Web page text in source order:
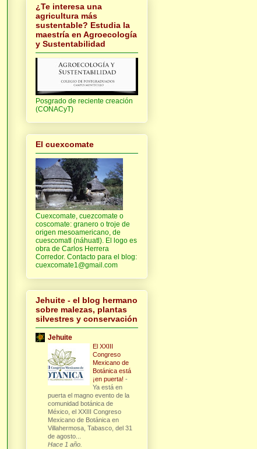
¿Te interesa una
agricultura más
sustentable? Estudia la
maestría en Agroecología
y Sustentabilidad
Posgrado de reciente creación
(CONACyT)
El cuexcomate
Cuexcomate, cuezcomate o
coscomate: granero o troje de
origen mesoamericano, de
cuescomatl (náhuatl). El logo es
obra de Carlos Herrera
Corredor. Contacto para el blog:
cuexcomate1@gmail.com
Jehuite - el blog hermano
sobre malezas, plantas
silvestres y conservación
Jehuite
El XXIII
Congreso
Mexicano de
Botánica está
¡en puerta! -
Ya está en
puerta el magno evento de la
comunidad botánica de
México, el XXIII Congreso
Mexicano de Botánica en
Villahermosa, Tabasco, del 31
de agosto...
Hace 1 año.